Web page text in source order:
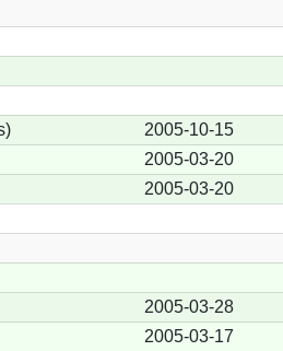
2005-10-15
2005-03-20
2005-03-20
2005-03-28
2005-03-17